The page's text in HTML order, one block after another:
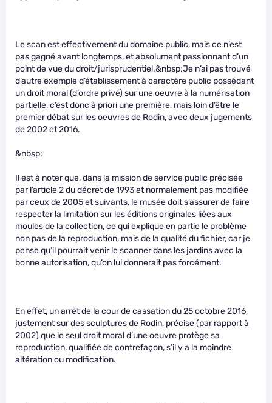
Le scan est effectivement du domaine public, mais ce n’est
pas gagné avant longtemps, et absolument passionnant d’un
point de vue du droit/jurisprudentiel.&nbsp;Je n’ai pas trouvé
d’autre exemple d’établissement à caractère public possédant
un droit moral (d’ordre privé) sur une oeuvre à la numérisation
partielle, c’est donc à priori une première, mais loin d’être le
premier débat sur les oeuvres de Rodin, avec deux jugements
de 2002 et 2016.
&nbsp;
Il est à noter que, dans la mission de service public précisée
par l’article 2 du décret de 1993 et normalement pas modifiée
par ceux de 2005 et suivants, le musée doit s’assurer de faire
respecter la limitation sur les éditions originales liées aux
moules de la collection, ce qui explique en partie le problème
non pas de la reproduction, mais de la qualité du fichier, car je
pense qu’il pourrait venir le scanner dans les jardins avec la
bonne autorisation, qu’on lui donnerait pas forcément.
En effet, un arrêt de la cour de cassation du 25 octobre 2016,
justement sur des sculptures de Rodin, précise (par rapport à
2002) que le seul droit moral d’une oeuvre protège sa
reproduction, qualifiée de contrefaçon, s’il y a la moindre
altération ou modification.